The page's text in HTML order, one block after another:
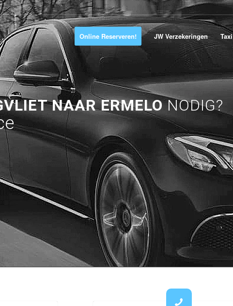
Online Reserveren! JW Verzekeringen Taxi
NAAR ERMELONODIG?